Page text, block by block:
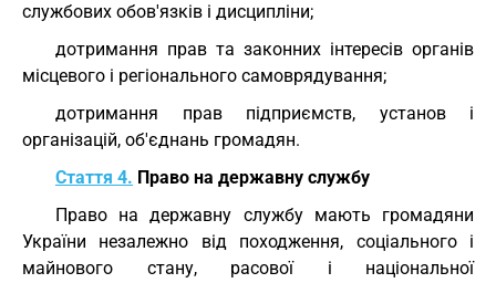
службових обов'язків і дисципліни;
дотримання прав та законних інтересів органів
місцевого і регіонального самоврядування;
дотримання прав підприємств, установ і
організацій, об'єднань громадян.
Стаття 4. Право на державну службу
Право на державну службу мають громадяни
України незалежно від походження, соціального і
майнового стану, расової і національної